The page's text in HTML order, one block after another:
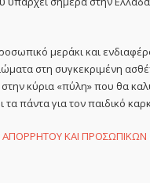
μεράκι και
στη συγκεκριμένη
στην κύρια «πύλη» που θα
τα πάντα για τον παιδικό
ΑΠΟΡΡΗΤΟΥ ΚΑΙ